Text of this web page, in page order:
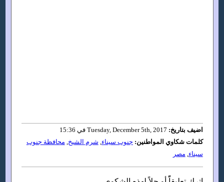
اضيف بتاريخ:
كلمات شكاوي المواطنين: جنوب سيناء, شرم الشيخ, محافظة جنوب
سيناء, مصر